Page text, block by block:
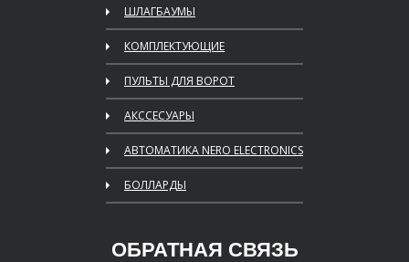
ШЛАГБАУМЫ
КОМПЛЕКТУЮЩИЕ
ПУЛЬТЫ ДЛЯ ВОРОТ
АКССЕСУАРЫ
АВТОМАТИКА NERO ELECTRONICS
БОЛЛАРДЫ
ОБРАТНАЯ СВЯЗЬ